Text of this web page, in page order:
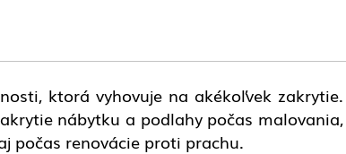
ktorá vyhovuje na akékoľvek zakrytie.
nábytku a podlahy počas malovania,
počas renovácie proti prachu.